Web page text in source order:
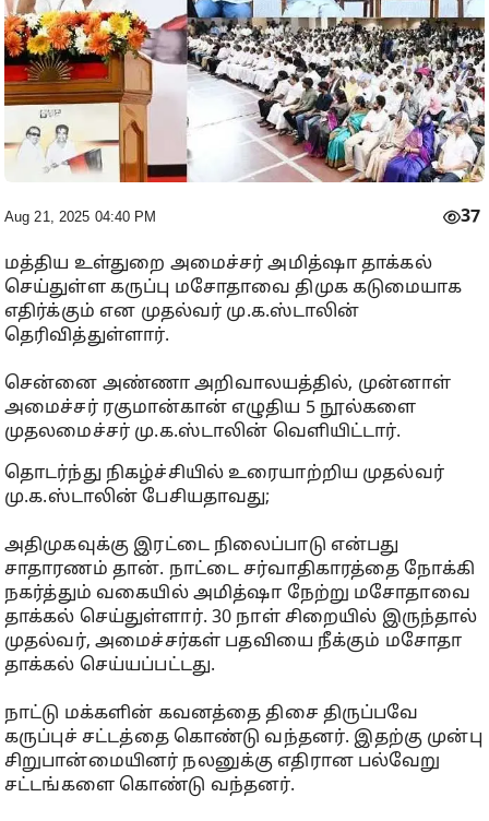
Aug 21, 2025 04:40 PM 37
மத்திய உள்துறை அமைச்சர் அமித்ஷா தாக்கல்
செய்துள்ள கருப்பு மசோதாவை திமுக கடுமையாக
எதிர்க்கும் என முதல்வர் மு.க.ஸ்டாலின்
தெரிவித்துள்ளார்.
சென்னை அண்ணா அறிவாலயத்தில், முன்னாள்
அமைச்சர் ரகுமான்கான் எழுதிய 5 நூல்களை
முதலமைச்சர் மு.க.ஸ்டாலின் வெளியிட்டார்.
தொடர்ந்து நிகழ்ச்சியில் உரையாற்றிய முதல்வர்
மு.க.ஸ்டாலின் பேசியதாவது;
அதிமுகவுக்கு இரட்டை நிலைப்பாடு என்பது
சாதாரணம் தான். நாட்டை சர்வாதிகாரத்தை நோக்கி
நகர்த்தும் வகையில் அமித்ஷா நேற்று மசோதாவை
தாக்கல் செய்துள்ளார். 30 நாள் சிறையில் இருந்தால்
முதல்வர், அமைச்சர்கள் பதவியை நீக்கும் மசோதா
தாக்கல் செய்யப்பட்டது.
நாட்டு மக்களின் கவனத்தை திசை திருப்பவே
கருப்புச் சட்டத்தை கொண்டு வந்தனர். இதற்கு முன்பு
சிறுபான்மையினர் நலனுக்கு எதிரான பல்வேறு
சட்டங்களை கொண்டு வந்தனர்.